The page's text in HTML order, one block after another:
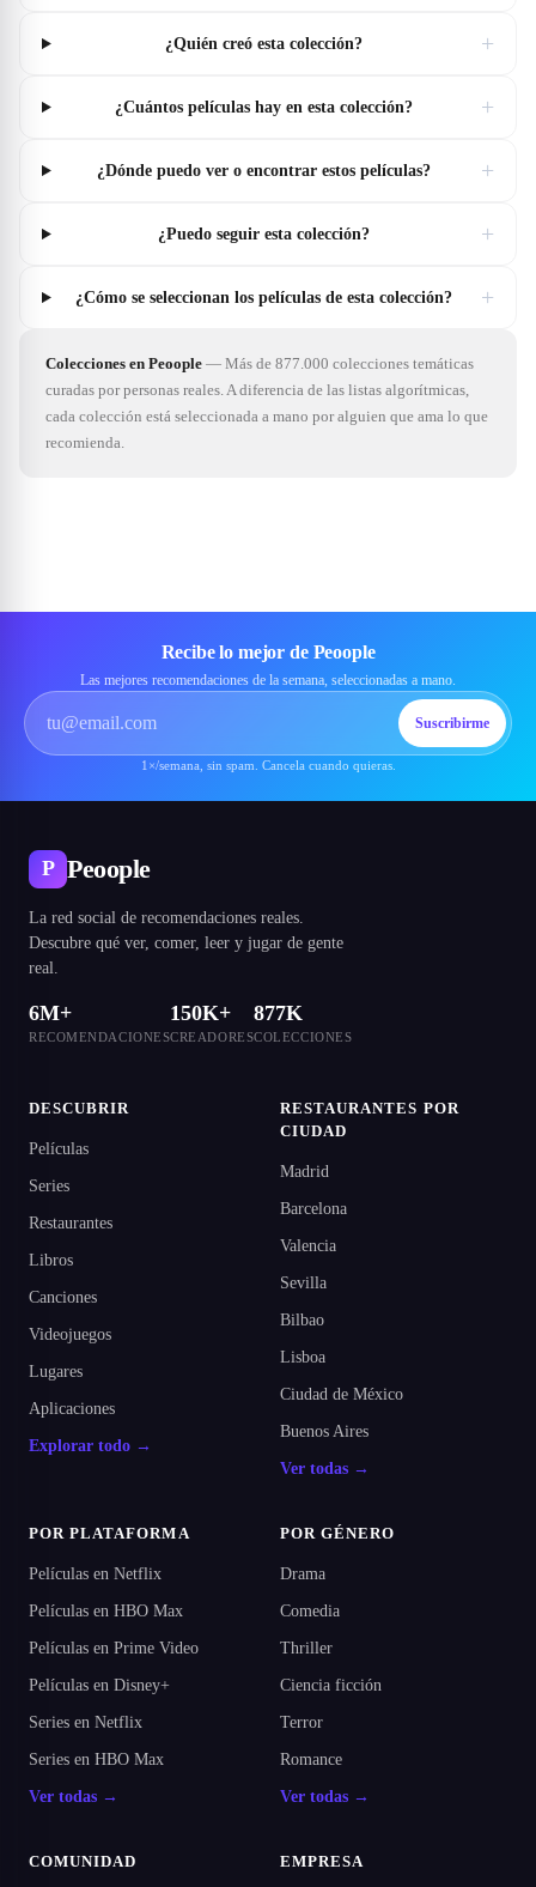
¿Quién creó esta colección? +
¿Cuántos películas hay en esta colección? +
¿Dónde puedo ver o encontrar estos películas? +
¿Puedo seguir esta colección? +
¿Cómo se seleccionan los películas de esta colección? +
Colecciones en Peoople — Más de 877.000 colecciones temáticas
curadas por personas reales. A diferencia de las listas algorítmicas,
cada colección está seleccionada a mano por alguien que ama lo que
recomienda.
Recibe lo mejor de Peoople
Las mejores recomendaciones de la semana, seleccionadas a mano.
Suscribirme
1×/semana, sin spam. Cancela cuando quieras.
P Peoople
La red social de recomendaciones reales.
Descubre qué ver, comer, leer y jugar de gente
real.
6M+
RECOMENDACIONES
150K+
CREADORES
877K
COLECCIONES
DESCUBRIR
Películas
Series
Restaurantes
Libros
Canciones
Videojuegos
Lugares
Aplicaciones
Explorar todo →
RESTAURANTES POR
CIUDAD
Madrid
Barcelona
Valencia
Sevilla
Bilbao
Lisboa
Ciudad de México
Buenos Aires
Ver todas →
POR PLATAFORMA
Películas en Netflix
Películas en HBO Max
Películas en Prime Video
Películas en Disney+
Series en Netflix
Series en HBO Max
Ver todas →
POR GÉNERO
Drama
Comedia
Thriller
Ciencia ficción
Terror
Romance
Ver todas →
COMUNIDAD EMPRESA